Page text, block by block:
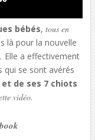
bébés, tous en
là pour la nouvelle
Elle a effectivement
se sont avérés
et de ses 7 chiots
vidéo.